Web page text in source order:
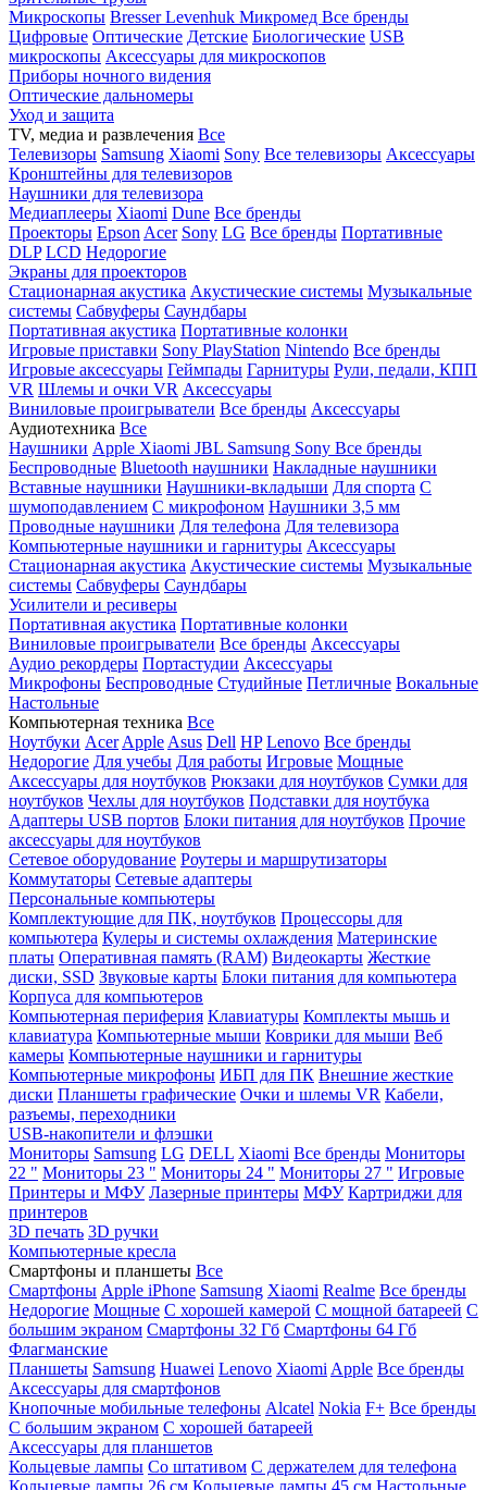
Микроскопы BresserLevenhuk Микромед Все бренды
Цифровые Оптические Детские Биологические USB
микроскопы Аксессуары для микроскопов
Приборы ночного видения
Оптические дальномеры
Уход и защита
TV, медиа и развлечения Все
Телевизоры Samsung Xiaomi Sony Все телевизоры Аксессуары
Кронштейны для телевизоров
Наушники для телевизора
Медиаплееры Xiaomi Dune Все бренды
Проекторы Epson Acer Sony LG Все бренды Портативные
DLP LCD Недорогие
Экраны для проекторов
Стационарная акустика Акустические системы Музыкальные
системы Сабвуферы Саундбары
Портативная акустика Портативные колонки
Игровые приставки Sony PlayStation Nintendo Все бренды
Игровые аксессуары Геймпады Гарнитуры Рули, педали, КПП
VR Шлемы и очки VR Аксессуары
Виниловые проигрыватели Все бренды Аксессуары
Аудиотехника Все
Наушники Apple Xiaomi JBL Samsung Sony Все бренды
Беспроводные Bluetooth наушники Накладные наушники
Вставные наушники Наушники-вкладыши Для спорта С
шумоподавлением С микрофоном Наушники 3,5 мм
Проводные наушники Для телефона Для телевизора
Компьютерные наушники и гарнитуры Аксессуары
Стационарная акустика Акустические системы Музыкальные
системы Сабвуферы Саундбары
Усилители и ресиверы
Портативная акустика Портативные колонки
Виниловые проигрыватели Все бренды Аксессуары
Аудио рекордеры Портастудии Аксессуары
Микрофоны Беспроводные Студийные Петличные Вокальные
Настольные
Компьютерная техника Все
Ноутбуки Acer Apple Asus Dell HP Lenovo Все бренды
Недорогие Для учебы Для работы Игровые Мощные
Аксессуары для ноутбуков Рюкзаки для ноутбуков Сумки для
ноутбуков Чехлы для ноутбуков Подставки для ноутбука
Адаптеры USB портов Блоки питания для ноутбуков Прочие
аксессуары для ноутбуков
Сетевое оборудование Роутеры и маршрутизаторы
Коммутаторы Сетевые адаптеры
Персональные компьютеры
Комплектующие для ПК, ноутбуков Процессоры для
компьютера Кулеры и системы охлаждения Материнские
платы Оперативная память (RAM) Видеокарты Жесткие
диски, SSD Звуковые карты Блоки питания для компьютера
Корпуса для компьютеров
Компьютерная периферия Клавиатуры Комплекты мышь и
клавиатура Компьютерные мыши Коврики для мыши Веб
камеры Компьютерные наушники и гарнитуры
Компьютерные микрофоны ИБП для ПК Внешние жесткие
диски Планшеты графические Очки и шлемы VR Кабели,
разъемы, переходники
USB-накопители и флэшки
Мониторы Samsung LG DELL Xiaomi Все бренды Мониторы
22 " Мониторы 23 " Мониторы 24 " Мониторы 27 " Игровые
Принтеры и МФУ Лазерные принтеры МФУ Картриджи для
принтеров
3D печать 3D ручки
Компьютерные кресла
Смартфоны и планшеты Все
Смартфоны Apple iPhone Samsung Xiaomi Realme Все бренды
Недорогие Мощные С хорошей камерой С мощной батареей С
большим экраном Смартфоны 32 Гб Смартфоны 64 Гб
Флагманские
Планшеты Samsung Huawei Lenovo Xiaomi Apple Все бренды
Аксессуары для смартфонов
Кнопочные мобильные телефоны Alcatel Nokia F+ Все бренды
С большим экраном С хорошей батареей
Аксессуары для планшетов
Кольцевые лампы Со штативом C держателем для телефона
Кольцевые лампы 26 см Кольцевые лампы 45 см Настольные